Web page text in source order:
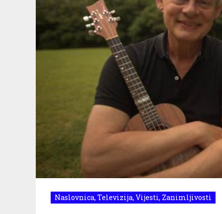
Naslovnica, Televizija, Vijesti, Zanimljivosti